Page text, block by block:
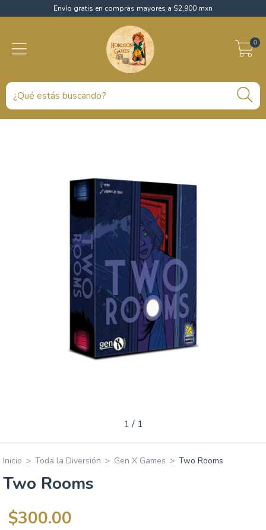
Envío gratis en compras mayores a $2,900 mxn
0
1 / 1
Inicio > Toda la Diversión > Gen X Games > Two Rooms
Two Rooms
$300.00